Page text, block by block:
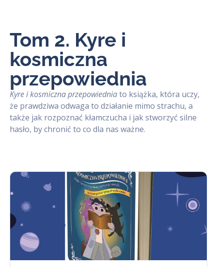
Tom 2. Kyre i
kosmiczna
przepowiednia
Kyre i kosmiczna przepowiedniato książka, która uczy,
że prawdziwa odwaga to działanie mimo strachu, a
także jak rozpoznać kłamczucha i jak stworzyć silne
hasło, by chronić to co dla nas ważne.